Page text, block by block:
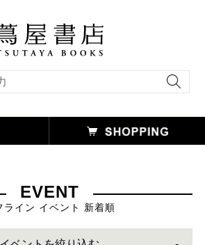
EVENT
ライン イベント 新着順